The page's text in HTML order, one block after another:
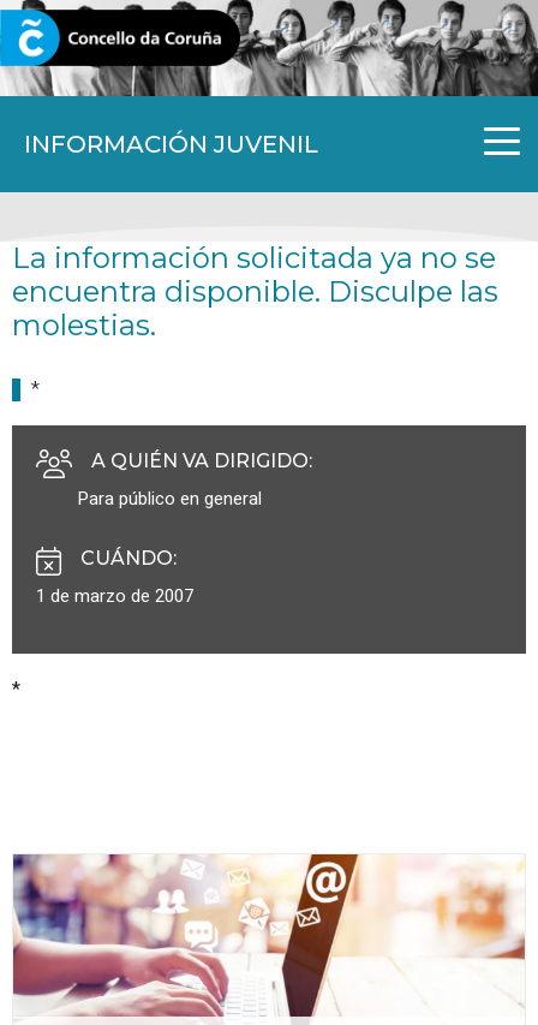
INFORMACIÓN JUVENIL
CORUNA.GAL
La información solicitada ya no se
encuentra disponible. Disculpe las
molestias.
*
A QUIÉN VA DIRIGIDO:
Para público en general
CUÁNDO:
1 de marzo de 2007
*